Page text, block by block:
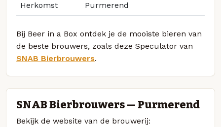
Herkomst Purmerend
Bij Beer in a Box ontdek je de mooiste bieren van
de beste brouwers, zoals deze Speculator van
SNAB Bierbrouwers.
SNAB Bierbrouwers — Purmerend
Bekijk de website van de brouwerij: